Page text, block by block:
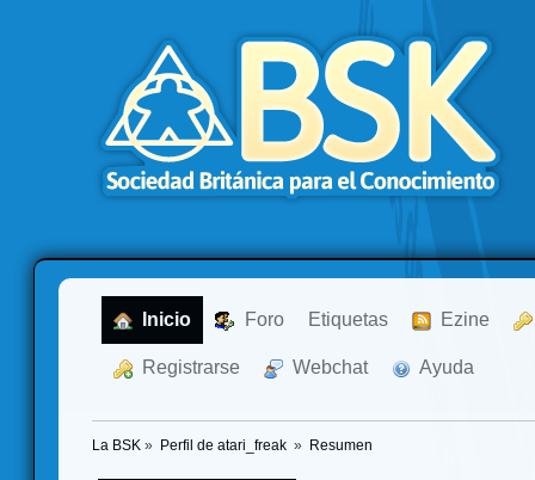
Inicio Foro Etiquetas Ezine
Registrarse Webchat Ayuda
La BSK » Perfil de atari_freak » Resumen